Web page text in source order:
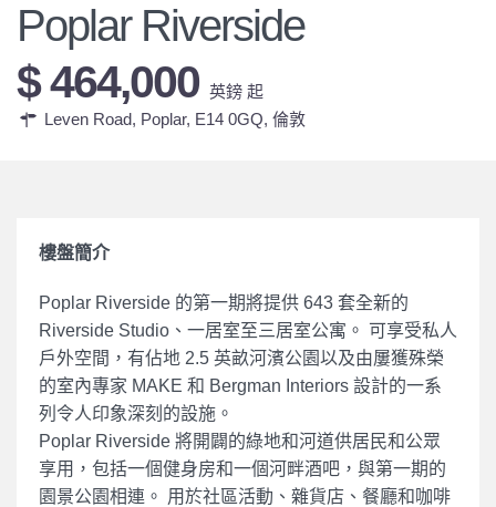
Poplar Riverside
$ 464,000 英鎊 起
Leven Road, Poplar, E14 0GQ, 倫敦
樓盤簡介
Poplar Riverside 的第一期將提供 643 套全新的
Riverside Studio、一居室至三居室公寓。 可享受私人
戶外空間，有佔地 2.5 英畝河濱公園以及由屢獲殊榮
的室內專家 MAKE 和 Bergman Interiors 設計的一系
列令人印象深刻的設施。
Poplar Riverside 將開闢的綠地和河道供居民和公眾
享用，包括一個健身房和一個河畔酒吧，與第一期的
園景公園相連。 用於社區活動、雜貨店、餐廳和咖啡